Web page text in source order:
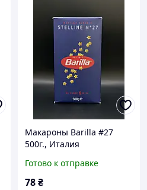
Макароны Barilla #27
500г., Италия
Готово к отправке
78₴